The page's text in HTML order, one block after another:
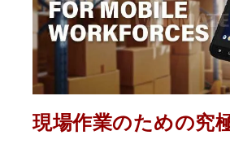
現場作業のための究